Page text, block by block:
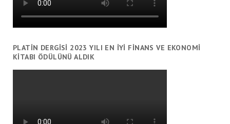
PLATIN DERGISI 2023 YILI EN İYI FINANS VE EKONOMI
KITABI ÖDÜLÜNÜ ALDIK